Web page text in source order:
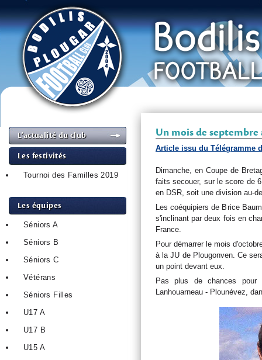
L’actualité du club
Les festivités
Tournoi des Familles 2019
Les équipes
Séniors A
Séniors B
Séniors C
Vétérans
Séniors Filles
U17 A
U17 B
U15 A
Un mois de
Article issu du Télégramme
Dimanche, en Coupe de
faits secouer, sur le score de
en DSR, soit une division au-
Les coéquipiers de Brice
s'inclinant par deux fois en
France.
Pour démarrer le mois
à la JU de Plougonven. Ce
un point devant eux.
Pas plus de chances
Lanhouarneau - Plounévez,